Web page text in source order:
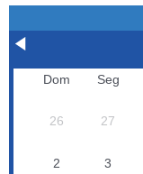
Dom Seg
26 27
2 3